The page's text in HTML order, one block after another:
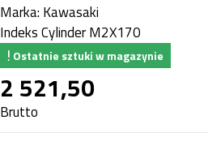
Marka: Kawasaki
IndeksCylinder M2X170
Ostatnie sztuki w magazynie
2 521,50
Brutto